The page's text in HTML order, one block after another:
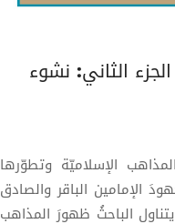
الثاني: نشوء
الإسلاميّة وتطوّرها
الإمامين الباقر والصادق
الباحثُ ظهورَ المذاهب